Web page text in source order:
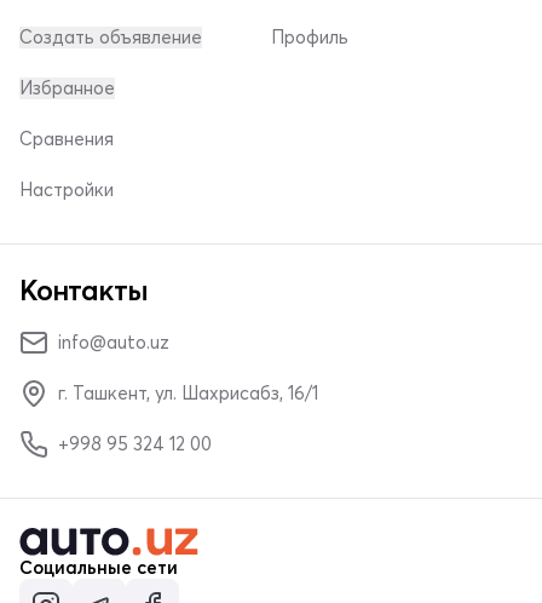
Создать объявление Профиль
Избранное
Сравнения
Настройки
Контакты
info@auto.uz
г. Ташкент, ул. Шахрисабз, 16/1
+998 95 324 12 00
Социальные сети